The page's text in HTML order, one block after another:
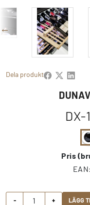
Dela produkt
DX-
Pris
EAN:
- + LÄGG